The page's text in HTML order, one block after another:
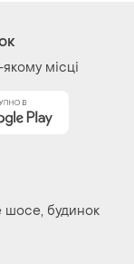
місці
шосе, будинок